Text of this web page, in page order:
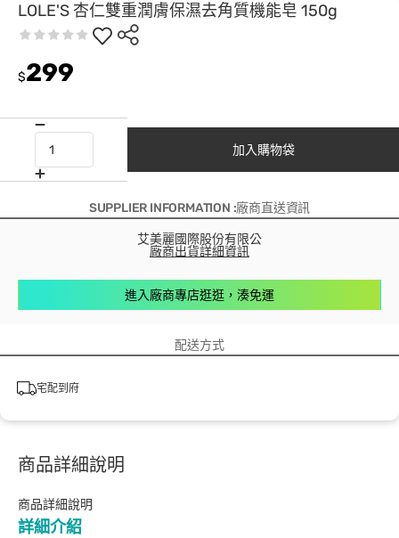
LOLE'S 杏仁雙重潤膚保濕去角質機能皂 150g
$299
加入購物袋
SUPPLIER INFORMATION :廠商直送資訊
艾美麗國際股份有限公
廠商出貨詳細資訊
進入廠商專店逛逛，湊免運
配送方式
宅配到府
商品詳細說明
商品詳細說明
詳細介紹